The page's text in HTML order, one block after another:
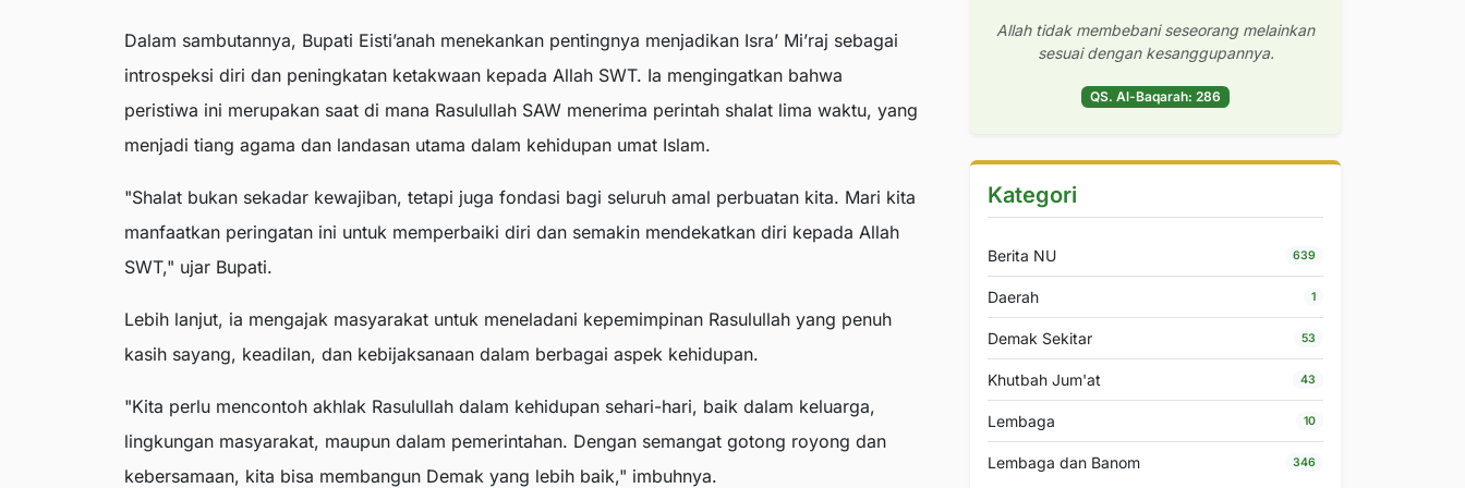
Dalam sambutannya, Bupati Eisti’anah menekankan pentingnya menjadikan Isra’ Mi’raj sebagai
introspeksi diri dan peningkatan ketakwaan kepada Allah SWT. Ia mengingatkan bahwa
peristiwa ini merupakan saat di mana Rasulullah SAW menerima perintah shalat lima waktu, yang
menjadi tiang agama dan landasan utama dalam kehidupan umat Islam.
"Shalat bukan sekadar kewajiban, tetapi juga fondasi bagi seluruh amal perbuatan kita. Mari kita
manfaatkan peringatan ini untuk memperbaiki diri dan semakin mendekatkan diri kepada Allah
SWT," ujar Bupati.
Lebih lanjut, ia mengajak masyarakat untuk meneladani kepemimpinan Rasulullah yang penuh
kasih sayang, keadilan, dan kebijaksanaan dalam berbagai aspek kehidupan.
"Kita perlu mencontoh akhlak Rasulullah dalam kehidupan sehari-hari, baik dalam keluarga,
lingkungan masyarakat, maupun dalam pemerintahan. Dengan semangat gotong royong dan
kebersamaan, kita bisa membangun Demak yang lebih baik," imbuhnya.
Allah tidak membebani seseorang melainkan
sesuai dengan kesanggupannya.
QS. Al-Baqarah: 286
Kategori
Berita NU 639
Daerah 1
Demak Sekitar 53
Khutbah Jum'at 43
Lembaga 10
Lembaga dan Banom 346